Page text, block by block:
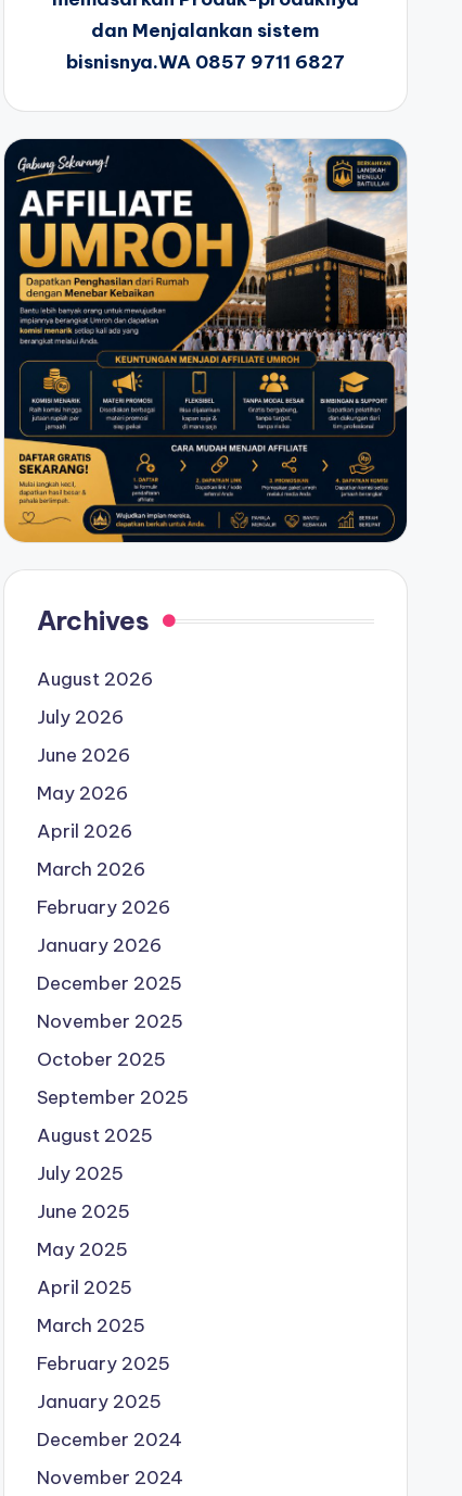
dan Menjalankan sistem
bisnisnya.WA 0857 9711 6827
Archives
August 2026
July 2026
June 2026
May 2026
April 2026
March 2026
February 2026
January 2026
December 2025
November 2025
October 2025
September 2025
August 2025
July 2025
June 2025
May 2025
April 2025
March 2025
February 2025
January 2025
December 2024
November 2024